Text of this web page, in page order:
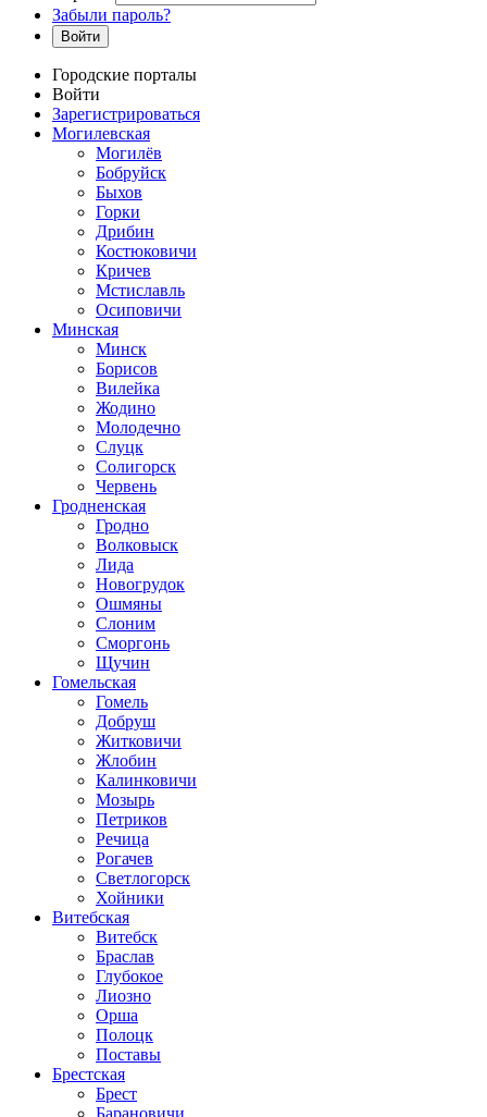
Забыли пароль?
Войти
Городские порталы
Войти
Зарегистрироваться
Могилевская
Могилёв
Бобруйск
Быхов
Горки
Дрибин
Костюковичи
Кричев
Мстиславль
Осиповичи
Минская
Минск
Борисов
Вилейка
Жодино
Молодечно
Слуцк
Солигорск
Червень
Гродненская
Гродно
Волковыск
Лида
Новогрудок
Ошмяны
Слоним
Сморгонь
Щучин
Гомельская
Гомель
Добруш
Житковичи
Жлобин
Калинковичи
Мозырь
Петриков
Речица
Рогачев
Светлогорск
Хойники
Витебская
Витебск
Браслав
Глубокое
Лиозно
Орша
Полоцк
Поставы
Брестская
Брест
Барановичи